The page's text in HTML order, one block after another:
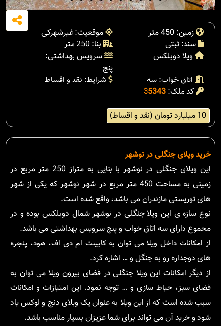
زمین: 450 متر
موقعیت: غیرشهرکی
سند: ثبتی
بنا: 250 متر
ویلا دوبلکس
سرویس بهداشتی:
پنج
اتاق خواب: سه
شرایط: نقد و اقساط
کد ملک: 35343
10 میلیارد تومان (نقد و اقساط)
خرید ویلای جنگلی در نوشهر
این ویلای جنگلی در نوشهر با بنایی به متراز 250 متر مربع در
زمینی به مساحت 450 متر مربع در شهر نوشهر که یکی از شهر
های توریستی مازندران می باشد، واقع شده است.
نوع سازه ی این ویلا جنگلی در نوشهر شمال دوبلکس بوده و در
مجموع دارای سه اتاق خواب و پنج سرویس بهداشتی می باشد.
از امکانات داخل ویلا می توان به کابینت ام دی اف، هود، پنجره
های دوجداره رو به جنگل و … اشاره کرد.
از دیگر امکانات این ویلا جنگلی در فضای بیرون ویلا می توان به
فضای سبز، حیاط سازی و … توجه نمود. این امتیازات و امکانات
سبب شده است که از این ویلا به عنوان یک ویلای دنج و لوکس یاد
شود و خرید آن می تواند برای شما عزیزان بسیار مناسب باشد.